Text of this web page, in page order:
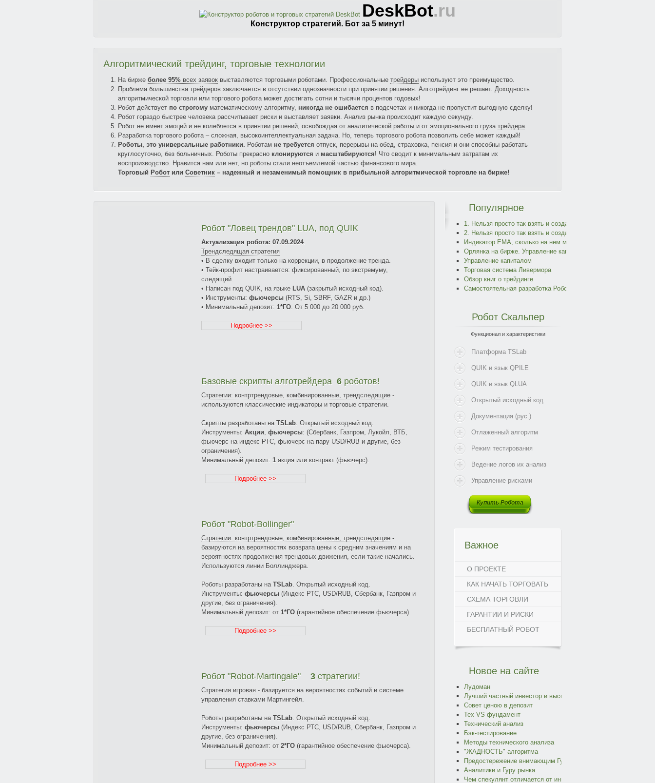
DeskBot.ru
Конструктор стратегий. Бот за 5 минут!
Алгоритмический трейдинг, торговые технологии
На бирже более 95% всех заявок выставляются торговыми роботами. Профессиональные трейдеры используют это преимущество.
Проблема большинства трейдеров заключается в отсутствии однозначности при принятии решения. Алготрейдинг ее решает. Доходность
алгоритмической торговли или торгового робота может достигать сотни и тысячи процентов годовых!
Робот действует по строгому математическому алгоритму, никогда не ошибается в подсчетах и никогда не пропустит выгодную сделку!
Робот гораздо быстрее человека рассчитывает риски и выставляет заявки. Анализ рынка происходит каждую секунду.
Робот не имеет эмоций и не колеблется в принятии решений, освобождая от аналитической работы и от эмоционального груза трейдера.
Разработка торгового робота – сложная, высокоинтеллектуальная задача. Но, теперь торгового робота позволить себе может каждый!
Роботы, это универсальные работники. Роботам не требуется отпуск, перерывы на обед, страховка, пенсия и они способны работать
круглосуточно, без больничных. Роботы прекрасно клонируются и масштабируются! Что сводит к минимальным затратам их
воспроизводство. Нравится нам или нет, но роботы стали неотъемлемой частью финансового мира.
Торговый Робот или Советник – надежный и незаменимый помощник в прибыльной алгоритмической торговле на бирже!
Робот "Ловец трендов" LUA, под QUIK
Актуализация робота: 07.09.2024.
Трендследящая стратегия
• В сделку входит только на коррекции, в продолжение тренда.
• Тейк-профит настраивается: фиксированный, по экстремуму,
следящий.
• Написан под QUIK, на языке LUA (закрытый исходный код).
• Инструменты: фьючерсы (RTS, Si, SBRF, GAZR и др.)
• Минимальный депозит: 1*ГО. От 5 000 до 20 000 руб.
Подробнее >>
Базовые скрипты алготрейдера 6 роботов!
Стратегии: контртрендовые, комбинированные, трендследящие -
используются классические индикаторы и торговые стратегии.
Скрипты разработаны на TSLab. Открытый исходный код.
Инструменты: Акции, фьючерсы: (Сбербанк, Газпром, Лукойл, ВТБ,
фьючерс на индекс РТС, фьючерс на пару USD/RUB и другие, без
ограничения).
Минимальный депозит: 1 акция или контракт (фьючерс).
Подробнее >>
Робот "Robot-Bollinger"
Стратегии: контртрендовые, комбинированные, трендследящие -
базируются на вероятностях возврата цены к средним значениям и на
вероятностях продолжения трендовых движения, если такие начались.
Используются линии Боллинджера.
Роботы разработаны на TSLab. Открытый исходный код.
Инструменты: фьючерсы (Индекс РТС, USD/RUB, Сбербанк, Газпром и
другие, без ограничения).
Минимальный депозит: от 1*ГО (гарантийное обеспечение фьючерса).
Подробнее >>
Робот "Robot-Martingale" 3 стратегии!
Стратегия игровая - базируется на вероятностях событий и системе
управления ставками Мартингейл.
Роботы разработаны на TSLab. Открытый исходный код.
Инструменты: фьючерсы (Индекс РТС, USD/RUB, Сбербанк, Газпром и
другие, без ограничения).
Минимальный депозит: от 2*ГО (гарантийное обеспечение фьючерса).
Подробнее >>
Популярное
1. Нельзя просто так взять и создать прибыльного торгового
2. Нельзя просто так взять и создать прибыльного торгового
Индикатор EMA, сколько на нем можно заработать?
Орлянка на бирже. Управление капиталом и реинвестирование
Управление капиталом
Торговая система Ливермора
Обзор книг о трейдинге
Самостоятельная разработка Робота
РоботСкальпер
Функционал и характеристики
Платформа TSLab
QUIK и язык QPILE
QUIK и язык QLUA
Открытый исходный код
Документация (рус.)
Отлаженный алгоритм
Режим тестирования
Ведение логов их анализ
Управление рисками
Купить Робота
Важное
О ПРОЕКТЕ
КАК НАЧАТЬ ТОРГОВАТЬ
СХЕМА ТОРГОВЛИ
ГАРАНТИИ И РИСКИ
БЕСПЛАТНЫЙ РОБОТ
Новое на сайте
Лудоман
Лучший частный инвестор и высокочастотные роботы
Совет ценою в депозит
Тех VS фундамент
Технический анализ
Бэк-тестирование
Методы технического анализа
"ЖАДНОСТЬ" алгоритма
Предостережение внимающим Гуру
Аналитики и Гуру рынка
Чем спекулянт отличается от инвестора?